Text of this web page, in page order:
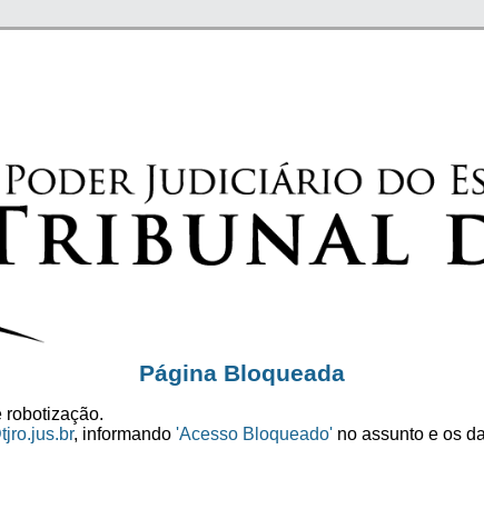
Página Bloqueada
robotização.
, informando 'Acesso Bloqueado' no assunto e os